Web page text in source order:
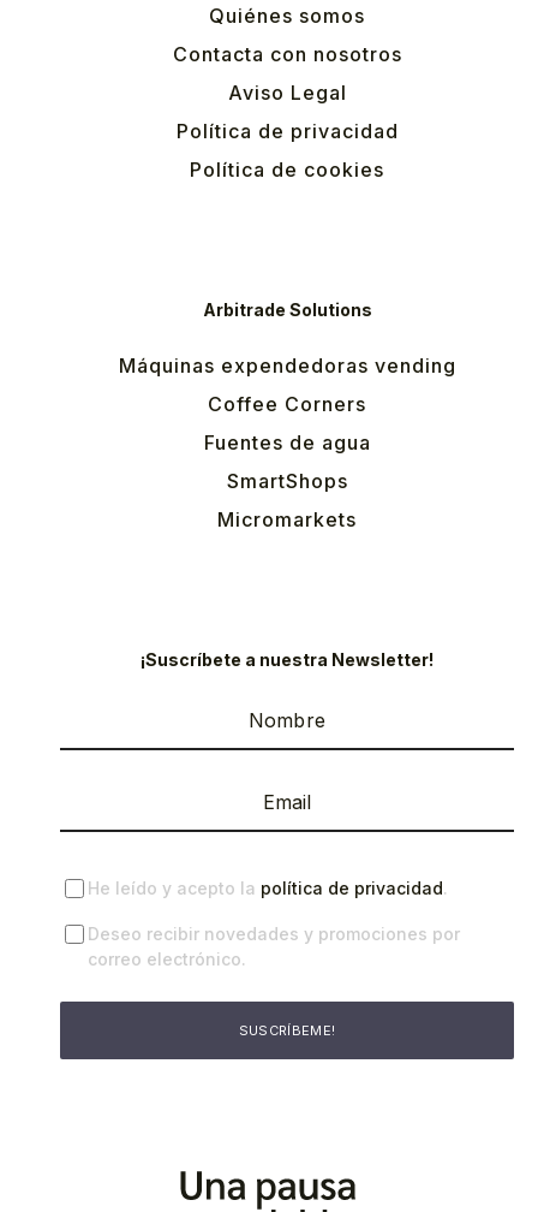
Quiénes somos
Contacta con nosotros
Aviso Legal
Política de privacidad
Política de cookies
Arbitrade Solutions
Máquinas expendedoras vending
Coffee Corners
Fuentes de agua
SmartShops
Micromarkets
¡Suscríbete a nuestra Newsletter!
He leído y acepto la política de privacidad.
Deseo recibir novedades y promociones por
correo electrónico.